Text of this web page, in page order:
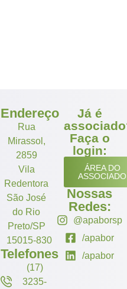
Endereço
Rua
Mirassol,
2859
Vila
Redentora
São José
do Rio
Preto/SP
15015-830
Telefones
(17)
3235-
Já é
Faça o
login:
ÁREA DO
ASSOCIADO
Nossas
Redes:
@apaborsp
/apabor
/apabor